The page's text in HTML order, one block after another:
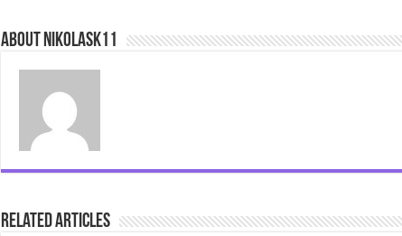
About nikolask11
Related Articles